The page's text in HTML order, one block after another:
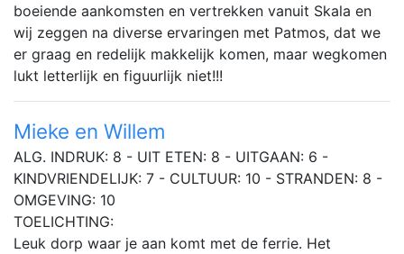
boeiende aankomsten en vertrekken vanuit Skala en
wij zeggen na diverse ervaringen met Patmos, dat we
er graag en redelijk makkelijk komen, maar wegkomen
lukt letterlijk en figuurlijk niet!!!
Mieke en Willem
ALG. INDRUK: 8 - UIT ETEN: 8 - UITGAAN: 6 -
KINDVRIENDELIJK: 7 - CULTUUR: 10 - STRANDEN: 8 -
OMGEVING: 10
TOELICHTING:
Leuk dorp waar je aan komt met de ferrie. Het